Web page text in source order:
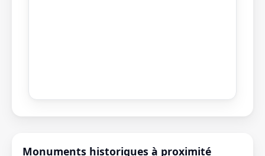
Monuments historiques à proximité